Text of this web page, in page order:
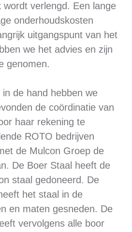
wordt verlengd. Een lange
onderhoudskosten
uitgangspunt van het
we het advies en zijn
genomen.
de hand hebben we
de coördinatie van
haar rekening te
ROTO bedrijven
de Mulcon Groep de
De Boer Staal heeft de
staal gedoneerd. De
het staal in de
en maten gesneden. De
vervolgens alle boor